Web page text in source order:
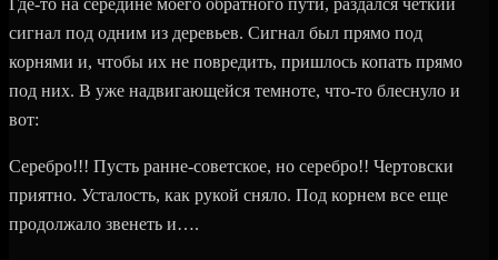
Где-то на середине моего обратного пути, раздался четкий
сигнал под одним из деревьев. Сигнал был прямо под
корнями и, чтобы их не повредить, пришлось копать прямо
под них. В уже надвигающейся темноте, что-то блеснуло и
вот:
Серебро!!! Пусть ранне-советское, но серебро!! Чертовски
приятно. Усталость, как рукой сняло. Под корнем все еще
продолжало звенеть и….